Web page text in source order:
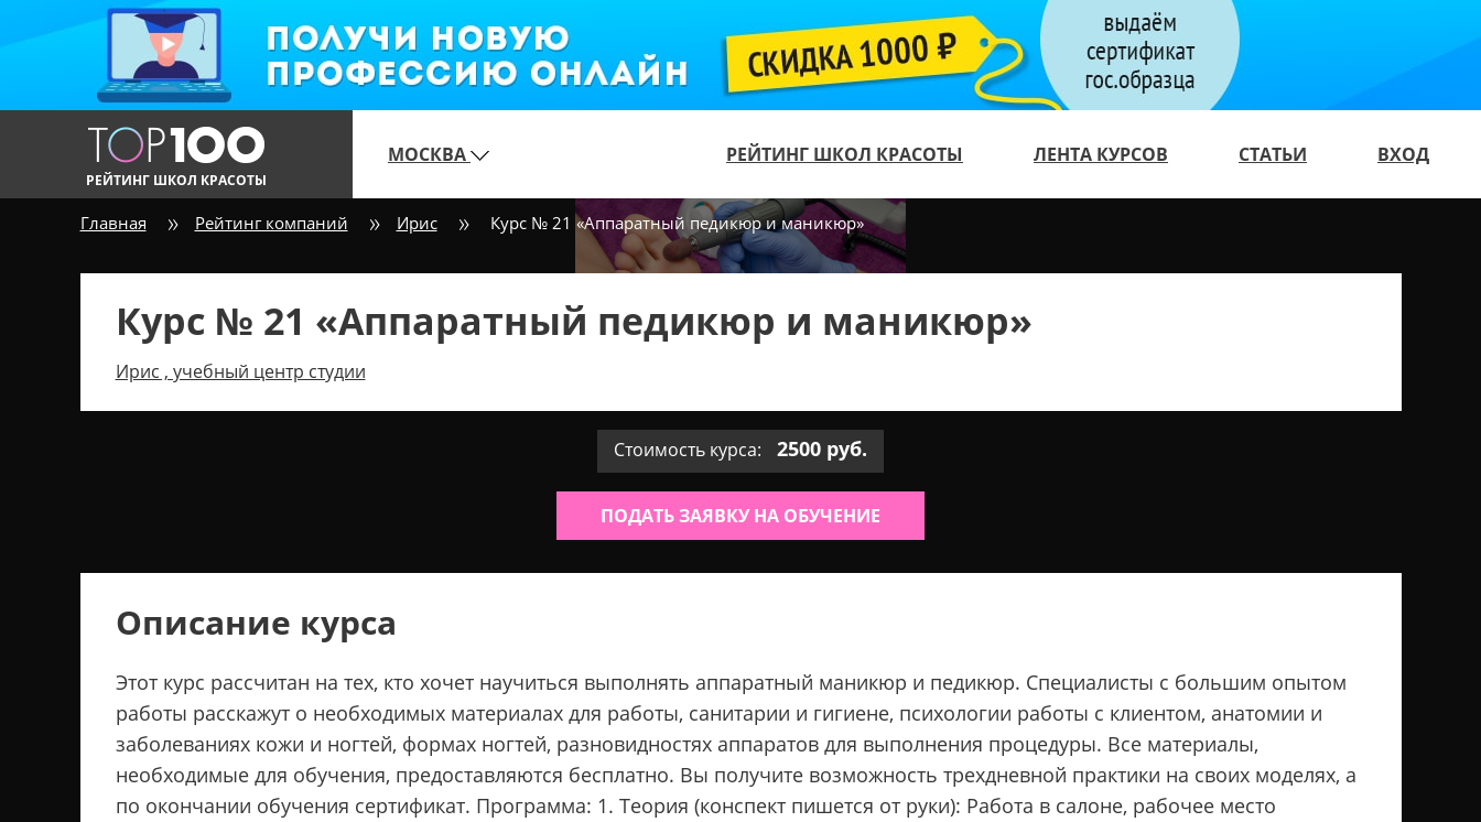
РЕЙТИНГ ШКОЛ КРАСОТЫ
МОСКВА РЕЙТИНГ ШКОЛ КРАСОТЫ ЛЕНТА КУРСОВ СТАТЬИ ВХОД
Главная Рейтинг компаний Ирис Курс № 21 «Аппаратный педикюр и маникюр»
Курс № 21 «Аппаратный педикюр и маникюр»
Ирис , учебный центр студии
Стоимость курса: 2500 руб.
ПОДАТЬ ЗАЯВКУ НА ОБУЧЕНИЕ
Описание курса
Этот курс рассчитан на тех, кто хочет научиться выполнять аппаратный маникюр и педикюр. Специалисты с большим опытом
работы расскажут о необходимых материалах для работы, санитарии и гигиене, психологии работы с клиентом, анатомии и
заболеваниях кожи и ногтей, формах ногтей, разновидностях аппаратов для выполнения процедуры. Все материалы,
необходимые для обучения, предоставляются бесплатно. Вы получите возможность трехдневной практики на своих моделях, а
по окончании обучения сертификат. Программа: 1. Теория (конспект пишется от руки): Работа в салоне, рабочее место